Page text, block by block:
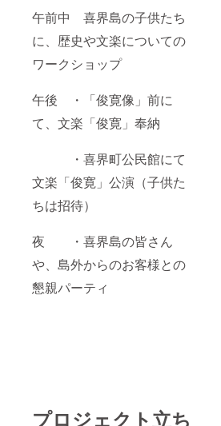
午前中 喜界島の子供たち
に、歴史や文楽についての
ワークショップ
午後 ・「俊寛像」前に
て、文楽「俊寛」奉納
・喜界町公民館にて
文楽「俊寛」公演（子供た
ちは招待）
夜 ・喜界島の皆さん
や、島外からのお客様との
懇親パーティ
プロジェクト立ち